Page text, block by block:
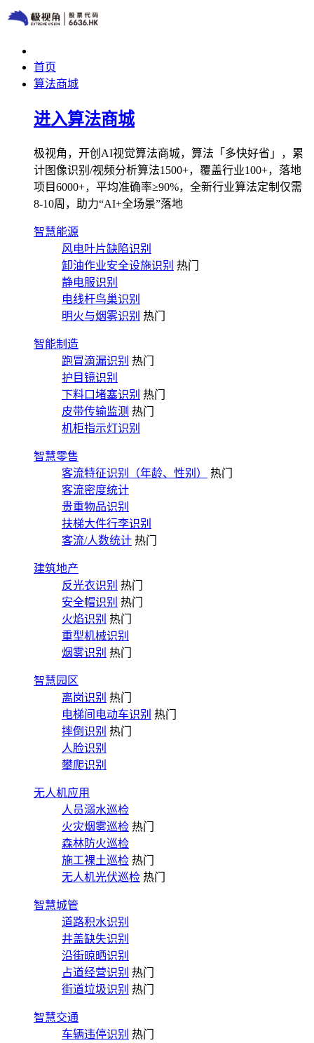
首页
算法商城
进入算法商城
极视角，开创AI视觉算法商城，算法「多快好省」，累
计图像识别/视频分析算法1500+，覆盖行业100+，落地
项目6000+，平均准确率≥90%，全新行业算法定制仅需
8-10周，助力“AI+全场景”落地
智慧能源
风电叶片缺陷识别
卸油作业安全设施识别 热门
静电服识别
电线杆鸟巢识别
明火与烟雾识别 热门
智能制造
跑冒滴漏识别 热门
护目镜识别
下料口堵塞识别 热门
皮带传输监测 热门
机柜指示灯识别
智慧零售
客流特征识别（年龄、性别）
热门
客流密度统计
贵重物品识别
扶梯大件行李识别
客流/人数统计 热门
建筑地产
反光衣识别 热门
安全帽识别 热门
火焰识别 热门
重型机械识别
烟雾识别 热门
智慧园区
离岗识别 热门
电梯间电动车识别 热门
摔倒识别 热门
人脸识别
攀爬识别
无人机应用
人员溺水巡检
火灾烟雾巡检 热门
森林防火巡检
施工裸土巡检 热门
无人机光伏巡检 热门
智慧城管
道路积水识别
井盖缺失识别
沿街晾晒识别
占道经营识别 热门
街道垃圾识别 热门
智慧交通
车辆违停识别 热门